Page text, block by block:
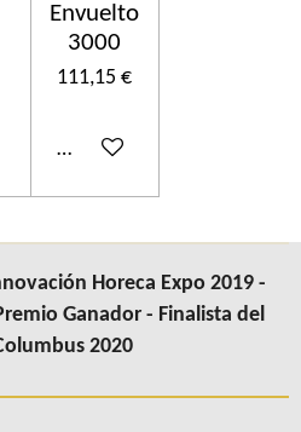
carrito
Envuelto
3000
111,15 €
Añadir al carrito
Horeca Expo 2019 -
Ganador - Finalista del
2020